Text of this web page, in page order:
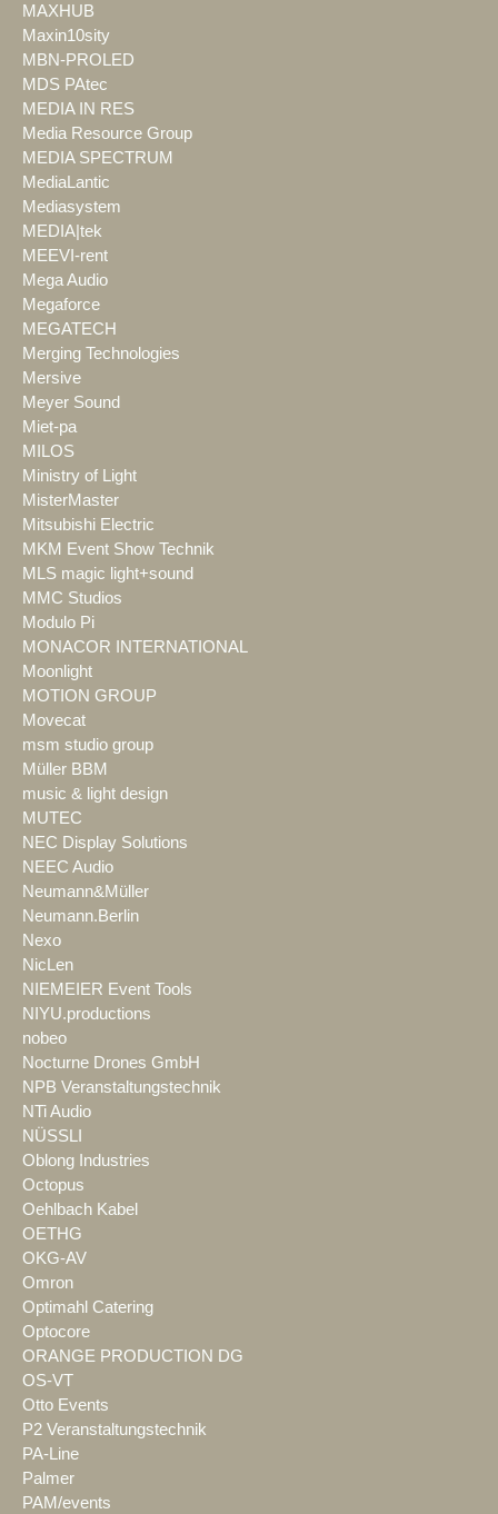
MAXHUB
Maxin10sity
MBN-PROLED
MDS PAtec
MEDIA IN RES
Media Resource Group
MEDIA SPECTRUM
MediaLantic
Mediasystem
MEDIA|tek
MEEVI-rent
Mega Audio
Megaforce
MEGATECH
Merging Technologies
Mersive
Meyer Sound
Miet-pa
MILOS
Ministry of Light
MisterMaster
Mitsubishi Electric
MKM Event Show Technik
MLS magic light+sound
MMC Studios
Modulo Pi
MONACOR INTERNATIONAL
Moonlight
MOTION GROUP
Movecat
msm studio group
Müller BBM
music & light design
MUTEC
NEC Display Solutions
NEEC Audio
Neumann&Müller
Neumann.Berlin
Nexo
NicLen
NIEMEIER Event Tools
NIYU.productions
nobeo
Nocturne Drones GmbH
NPB Veranstaltungstechnik
NTi Audio
NÜSSLI
Oblong Industries
Octopus
Oehlbach Kabel
OETHG
OKG-AV
Omron
Optimahl Catering
Optocore
ORANGE PRODUCTION DG
OS-VT
Otto Events
P2 Veranstaltungstechnik
PA-Line
Palmer
PAM/events